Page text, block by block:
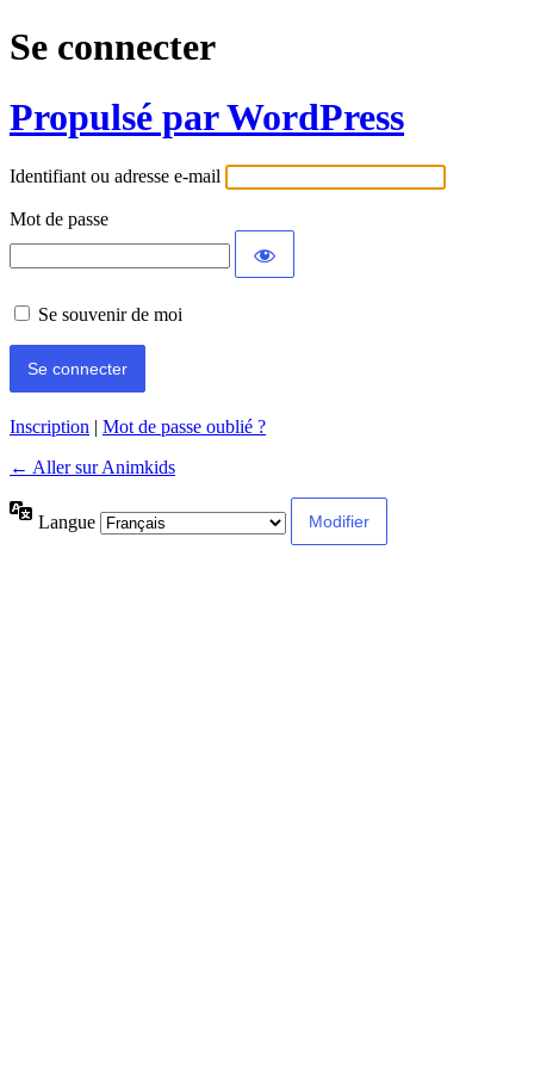
Se connecter
Propulsé par WordPress
Identifiant ou adresse e-mail
Mot de passe
Se souvenir de moi
Inscription | Mot de passe oublié ?
← Aller sur Animkids
Langue